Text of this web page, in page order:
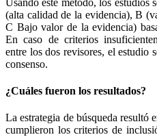
Usando este método, los estudios
(alta calidad de la evidencia), B
C Bajo valor de la evidencia)
En caso de criterios
entre los dos revisores, el estudio
consenso.
¿Cuáles fueron los resultados?
La estrategia de búsqueda resultó
cumplieron los criterios de